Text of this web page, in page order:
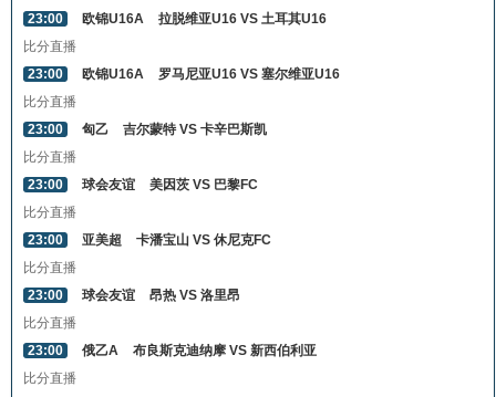
23:00
欧锦U16A
拉脱维亚U16 VS 土耳其U16
比分直播
23:00
欧锦U16A
罗马尼亚U16 VS 塞尔维亚U16
比分直播
23:00
匈乙
吉尔蒙特 VS 卡辛巴斯凯
比分直播
23:00
球会友谊
美因茨 VS 巴黎FC
比分直播
23:00
亚美超
卡潘宝山 VS 休尼克FC
比分直播
23:00
球会友谊
昂热 VS 洛里昂
比分直播
23:00
俄乙A
布良斯克迪纳摩 VS 新西伯利亚
比分直播